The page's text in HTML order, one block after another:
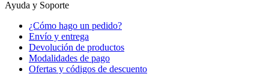
Ayuda y Soporte
¿Cómo hago un pedido?
Envío y entrega
Devolución de productos
Modalidades de pago
Ofertas y códigos de descuento